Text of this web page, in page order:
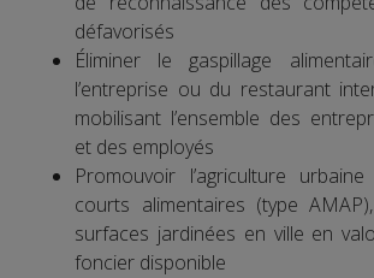
défavorisés
Éliminer le gaspillage
l’entreprise ou du restaurant
mobilisant l’ensemble des
et des employés
Promouvoir l’agriculture
courts alimentaires (type
surfaces jardinées en ville en
foncier disponible